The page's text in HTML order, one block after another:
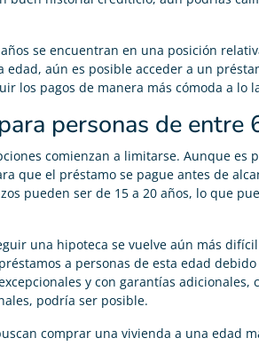
se encuentran en una posición
edad, aún es posible acceder a un
los pagos de manera más cómoda a lo
personas de entre
comienzan a limitarse. Aunque es
que el préstamo se pague antes de
pueden ser de 15 a 20 años, lo que
una hipoteca se vuelve aún más
a personas de esta edad
y con garantías adicionales,
podría ser posible.
comprar una vivienda a una edad
Silvestre

conseguir mi hipoteca.
que me atendió, fue
Tras mucho
dentro de lo
que dicen